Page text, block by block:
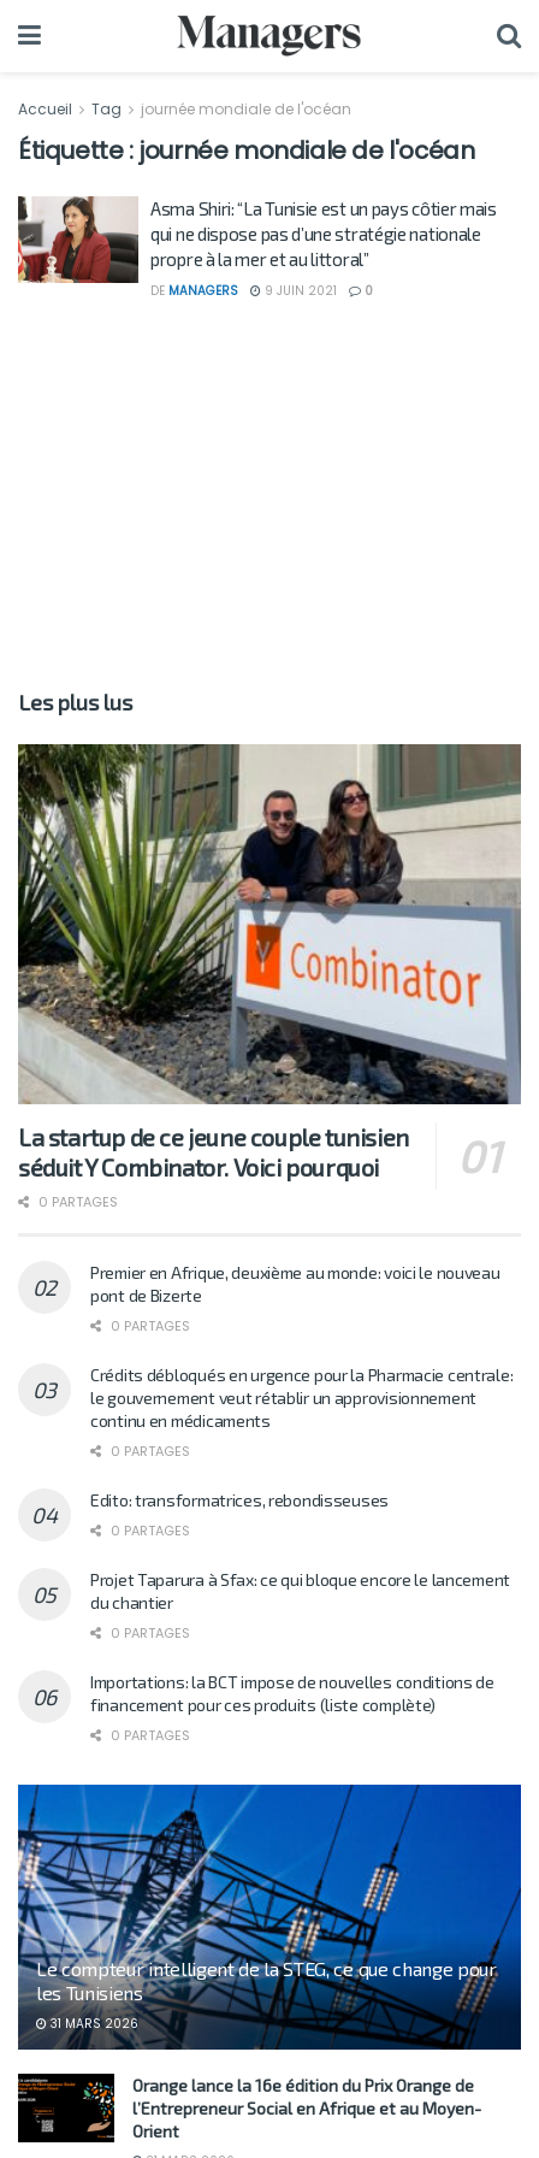
Accueil Tag journée mondiale de l'océan
Étiquette : journée mondiale de l'océan
Asma Shiri: “La Tunisie est un pays côtier mais
qui ne dispose pas d’une stratégie nationale
propre à la mer et au littoral”
DE MANAGERS 9 JUIN 2021 0
Les plus lus
La startup de ce jeune couple tunisien
séduit Y Combinator. Voici pourquoi
0 PARTAGES
Premier en Afrique, deuxième au monde: voici le nouveau
pont de Bizerte
0 PARTAGES
Crédits débloqués en urgence pour la Pharmacie centrale:
le gouvernement veut rétablir un approvisionnement
continu en médicaments
0 PARTAGES
Edito: transformatrices, rebondisseuses
0 PARTAGES
Projet Taparura à Sfax: ce qui bloque encore le lancement
du chantier
0 PARTAGES
Importations: la BCT impose de nouvelles conditions de
financement pour ces produits (liste complète)
0 PARTAGES
Le compteur intelligent de la STEG, ce que change pour
les Tunisiens
31 MARS 2026
Orange lance la 16e édition du Prix Orange de
l’Entrepreneur Social en Afrique et au Moyen-
Orient